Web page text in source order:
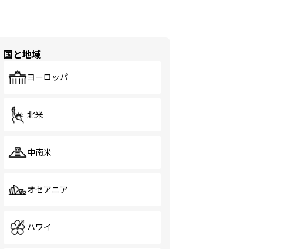
国と地域
ヨーロッパ
北米
中南米
オセアニア
ハワイ